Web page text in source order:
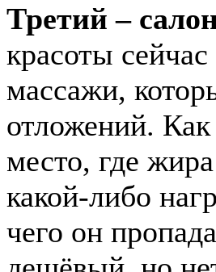
Третий –
красоты
массажи,
отложений. Как
место, где
какой-либо
чего он